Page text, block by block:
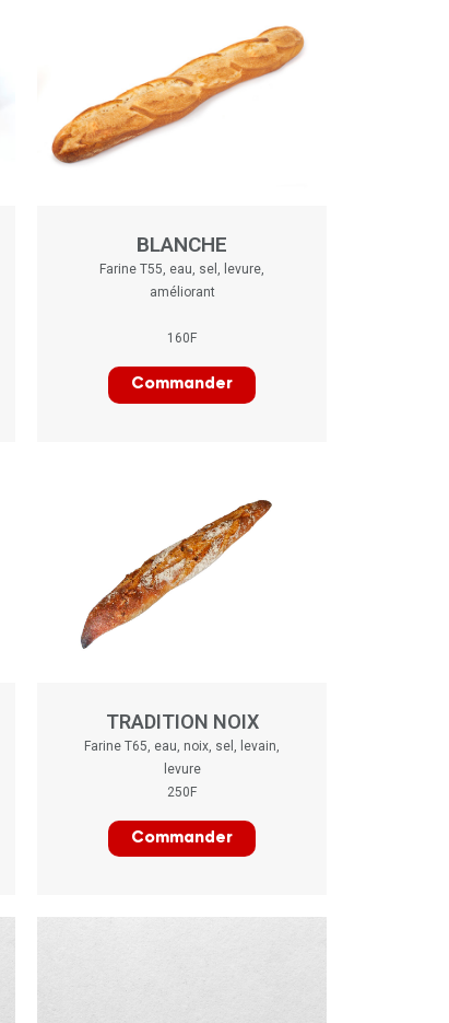
BLANCHE
Farine T55, eau, sel, levure,
améliorant
160F
Commander
TRADITION NOIX
Farine T65, eau, noix, sel, levain,
levure
250F
Commander